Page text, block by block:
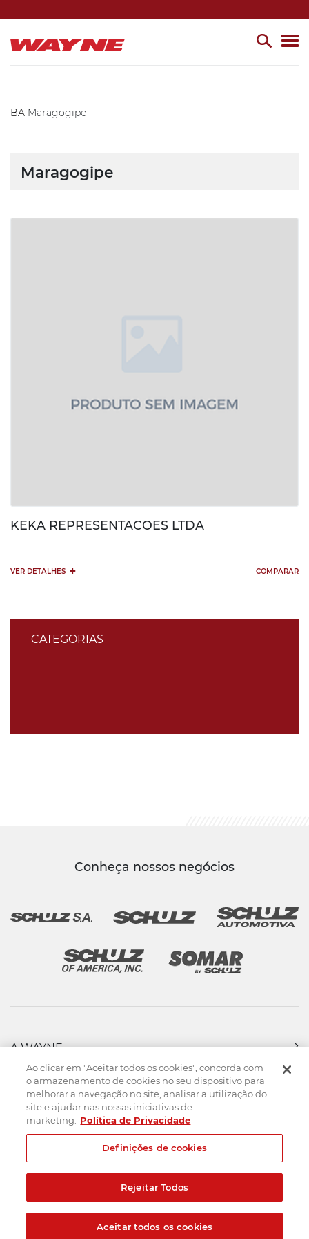
BA Maragogipe
CATEGORIAS
Maragogipe
KEKA REPRESENTACOES LTDA
VER DETALHES + COMPARAR
Conheça nossos negócios
A WAYNE
PRODUTOS
FORÇA DE VENDAS
ASSISTÊNCIA TÉCNICA
DOWNLOADS
CONTATO
Mapa do Site Termos de uso Política de privacidade
Created by
Ao clicar em "Aceitar todos os cookies", concorda com
o armazenamento de cookies no seu dispositivo para
melhorar a navegação no site, analisar a utilização do
site e ajudar nas nossas iniciativas de
marketing.
Política de Privacidade
Definições de cookies
Rejeitar Todos
Aceitar todos os cookies